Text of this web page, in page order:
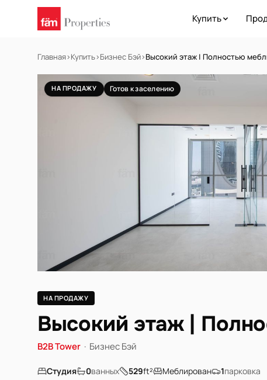
Купить
Главная›Купить›Бизнес Бэй›Высокий этаж | Полностью
НА ПРОДАЖУ Готов к заселению
НА ПРОДАЖУ
Высокий этаж |
B2B Tower · Бизнес Бэй
Студия 0ванных 529ft² Меблирован 1парковка